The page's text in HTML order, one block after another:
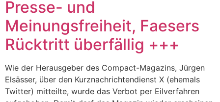
Presse- und
Meinungsfreiheit, Faesers
Rücktritt überfällig +++
Wie der Herausgeber des Compact-Magazins, Jürgen
Elsässer, über den Kurznachrichtendienst X (ehemals
Twitter) mitteilte, wurde das Verbot per Eilverfahren